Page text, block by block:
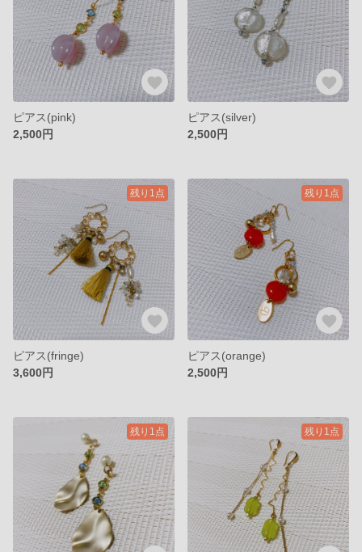
ピアス(pink)
2,500円
ピアス(silver)
2,500円
残り1点
ピアス(fringe)
3,600円
残り1点
ピアス(orange)
2,500円
残り1点 残り1点